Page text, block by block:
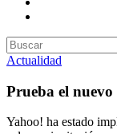
Actualidad
Prueba el
Yahoo! ha estado